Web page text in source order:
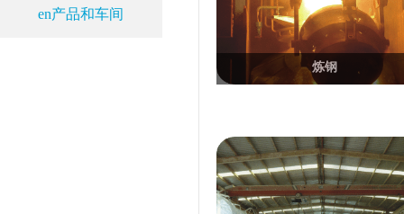
en产品和车间
炼钢